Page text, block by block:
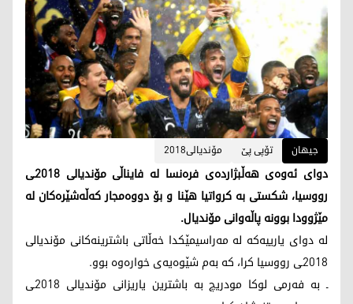
جیهان تۆپی پێ مۆندیالی2018
دوای ئه‌وه‌ی هه‌ڵبژارده‌ی فره‌نسا له‌ فایناڵی مۆندیالی 2018ـی
رووسیا، شكستی به‌ كرواتیا هێنا و بۆ دووه‌مجار كه‌ڵه‌شێره‌كان له‌
مێژوودا بوونه‌ پاڵه‌وانی مۆندیال.
له‌ دوای یارییه‌كه‌ له‌ مه‌راسیمێكدا خه‌ڵاتی باشترینه‌كانی مۆندیالی
2018ـی رووسیا كرا، كه‌ به‌م شێوه‌یه‌ی خواره‌وه‌ بوو.
ـ به‌ فه‌رمی لوكا مودریچ به‌ باشترین یاریزانی مۆندیالی 2018ـی